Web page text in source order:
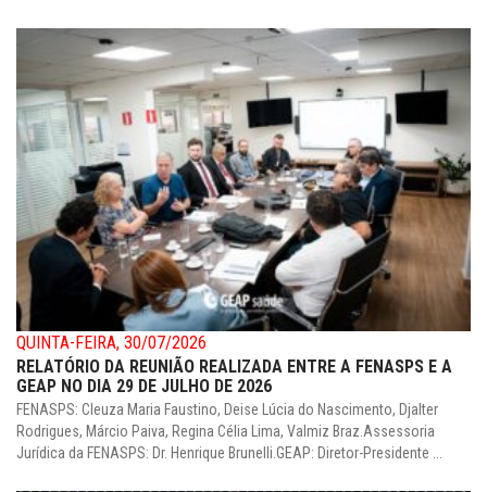
QUINTA-FEIRA, 30/07/2026
RELATÓRIO DA REUNIÃO REALIZADA ENTRE A FENASPS E A
GEAP NO DIA 29 DE JULHO DE 2026
FENASPS: Cleuza Maria Faustino, Deise Lúcia do Nascimento, Djalter
Rodrigues, Márcio Paiva, Regina Célia Lima, Valmiz Braz.Assessoria
Jurídica da FENASPS: Dr. Henrique Brunelli.GEAP: Diretor-Presidente ...